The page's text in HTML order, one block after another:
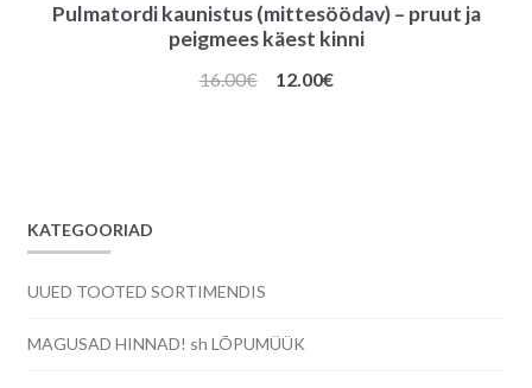
Pulmatordi kaunistus (mittesöödav) – pruut ja
peigmees käest kinni
16.00€
Algne
12.00€Praegune
KATEGOORIAD
UUED TOOTED SORTIMENDIS
MAGUSAD HINNAD! sh LÕPUMÜÜK